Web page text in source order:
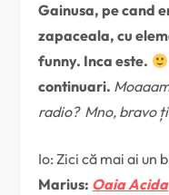
Gainusa, pe cand
zapaceala, cu
funny. Inca este.
continuari.
radio? Mno, bravo
Io: Zici că mai ai un
Marius: Oaia Acida